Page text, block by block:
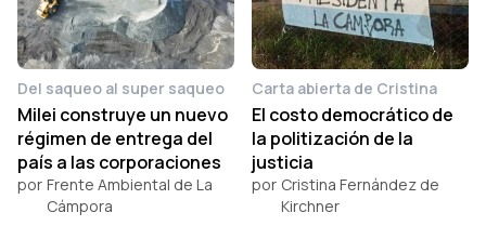
Del saqueo al super saqueo
Milei construye un nuevo
régimen de entrega del
país a las corporaciones
por Frente Ambiental de La
Cámpora
Carta abierta de Cristina
El costo democrático de
la politización de la
justicia
por Cristina Fernández de
Kirchner